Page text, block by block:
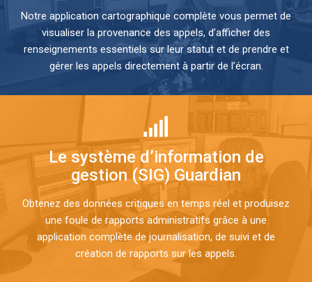
Notre application cartographique complète vous permet de
visualiser la provenance des appels, d’afficher des
renseignements essentiels sur leur statut et de prendre et
gérer les appels directement à partir de l’écran.
Le système d’information de
gestion (SIG) Guardian
Obtenez des données critiques en temps réel et produisez
une foule de rapports administratifs grâce à une
application complète de journalisation, de suivi et de
création de rapports sur les appels.